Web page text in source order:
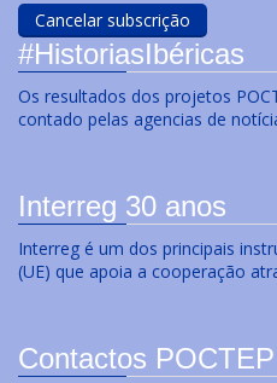
#HistoriasIbéricas
Os resultados dos projetos
contado pelas agencias de
Interreg 30 anos
Interreg é um dos principais
(UE) que apoia a cooperação
Contactos POCTEP